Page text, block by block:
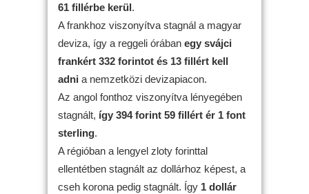
61 fillérbe kerül.
A frankhoz viszonyítva stagnál a magyar
deviza, így a reggeli órában egy svájci
frankért 332 forintot és 13 fillért kell
adni a nemzetközi devizapiacon.
Az angol fonthoz viszonyítva lényegében
stagnált, így 394 forint 59 fillért ér 1 font
sterling.
A régióban a lengyel zloty forinttal
ellentétben stagnált az dollárhoz képest, a
cseh korona pedig stagnált. Így 1 dollár